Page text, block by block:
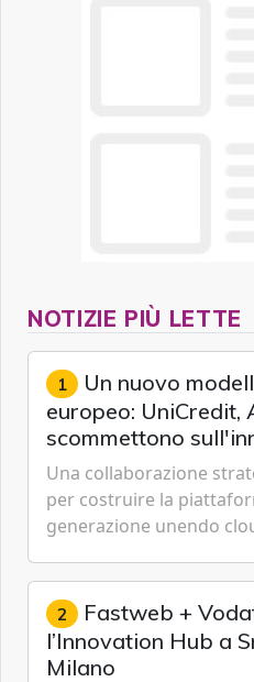
NOTIZIE PIÙ LETTE
1 Un nuovo
europeo: UniCredit,
scommettono
tecnologica
Una collaborazione
per costruire la
generazione unendo
2 Fastweb +
l’Innovation Hub a
Milano